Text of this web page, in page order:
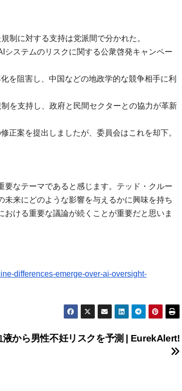
制に対する支持は党派間で分かれた。
ステムのリスクに関する公衆啓発キャンペー
を阻害し、中国などの地政学的な競争相手に利
を支持し、政府と民間セクターとの協力が革新
正案を提出しましたが、委員会はこれを却下。
要なテーマであると感じます。テッド・クルー
来にどのような影響を与えるかに興味を持ち
ける重要な議論が続くことが重要だと思いま
differences-emerge-over-ai-oversight-
液から男性不妊リスクを予測 | EurekAlert!